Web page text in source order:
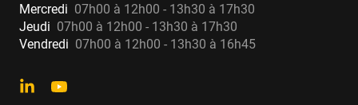
Mercredi 07h00 à 12h00 - 13h30 à 17h30
Jeudi 07h00 à 12h00 - 13h30 à 17h30
Vendredi 07h00 à 12h00 - 13h30 à 16h45